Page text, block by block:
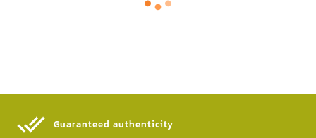
Guaranteed authenticity​